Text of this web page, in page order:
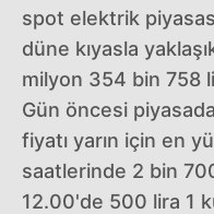
spot elektrik
düne kıyasla
milyon 354 bin 758
Gün öncesi
fiyatı yarın için en
saatlerinde 2 bin
12.00'de 500 lira 1